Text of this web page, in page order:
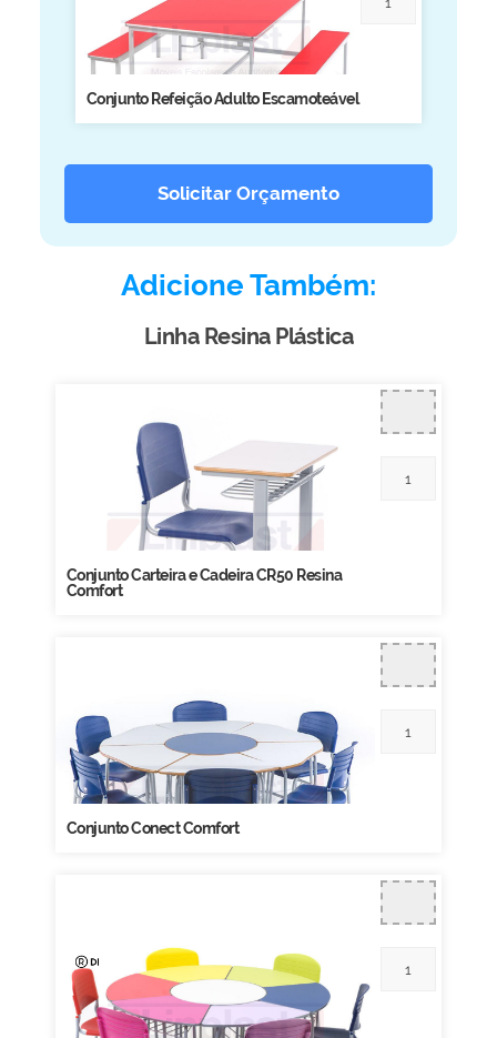
Conjunto Refeição Adulto Escamoteável
Solicitar Orçamento
Adicione Também:
Linha Resina Plástica
Conjunto Carteira e Cadeira CR50 Resina
Comfort
Conjunto Conect Comfort
Linha Wood Prime
Cadeira especial